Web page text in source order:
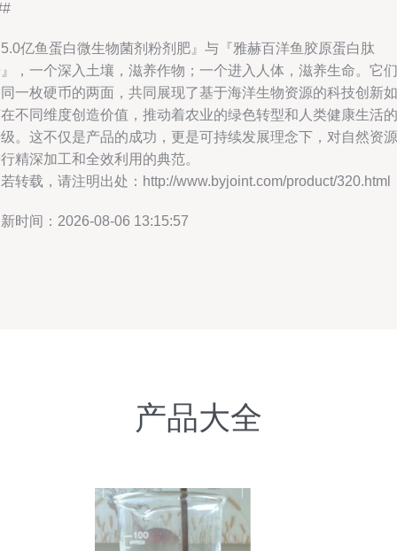
亿鱼蛋白微生物菌剂粉剂肥』与『雅赫百洋鱼胶原蛋白肽
，一个深入土壤，滋养作物；一个进入人体，滋养生命。它们
一枚硬币的两面，共同展现了基于海洋生物资源的科技创新如
不同维度创造价值，推动着农业的绿色转型和人类健康生活的
。这不仅是产品的成功，更是可持续发展理念下，对自然资源
精深加工和全效利用的典范。
转载，请注明出处：http://www.byjoint.com/product/320.html
时间：2026-08-06 13:15:57
产品大全